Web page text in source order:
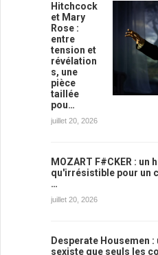
Hitchcock
et Mary
Rose :
entre
tension et
révélation
s, une
pièce
taillée
pou…
juillet 20, 2026
MOZART F#CKER :
qu'irrésistible pour un
…
juillet 20, 2026
Desperate Housemen
sexiste que seuls les